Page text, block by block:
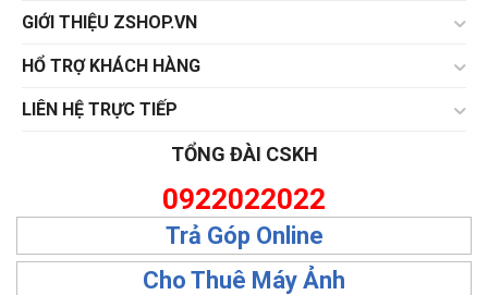
GIỚI THIỆU ZSHOP.VN
HỔ TRỢ KHÁCH HÀNG
LIÊN HỆ TRỰC TIẾP
TỔNG ĐÀI CSKH
0922022022
Trả Góp Online
Cho Thuê Máy Ảnh